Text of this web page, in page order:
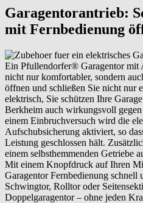
Garagentorantrieb:
mit Fernbedienung
Ein Pfullendorfer® Garagentor mit
nicht nur komfortabler, sondern
öffnen und schließen Sie nicht nur
elektrisch, Sie schützen Ihre
Berkheim auch wirkungsvoll
einem Einbruchversuch wird die
Aufschubsicherung aktiviert, so
Leistung geschlossen hält.
einem selbsthemmenden Getriebe
Mit einem Knopfdruck auf Ihren
Garagentor Fernbedienung schnell
Schwingtor, Rolltor oder
Doppelgaragentor – ohne jeden